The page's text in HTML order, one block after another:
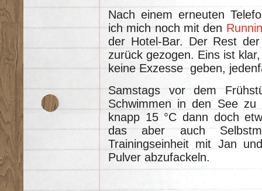
Nach einem erneuten
ich mich noch mit den
der Hotel-Bar. Der Rest
zurück gezogen. Eins ist
keine Exzesse geben,
Samstags vor dem
Schwimmen in den See
knapp 15 °C dann doch
das aber auch
Trainingseinheit mit Jan
Pulver abzufackeln.